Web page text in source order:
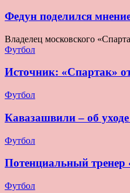
Федун поделился
Владелец московского
Футбол
Источник: «Спартак»
Футбол
Кавазашвили – об
Футбол
Потенциальный
Футбол